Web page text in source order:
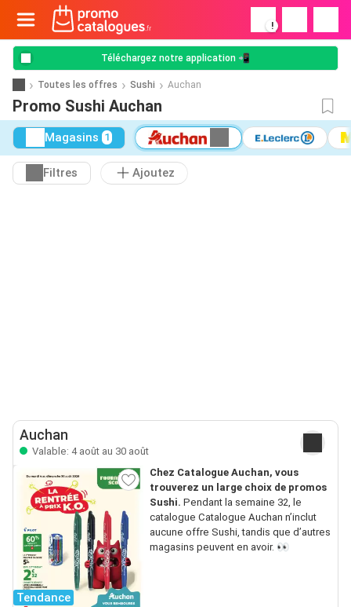
!
Téléchargez notre application 📲
Toutes les offres Sushi Auchan
Promo Sushi Auchan
Magasins 1
Filtres Ajoutez
Auchan
Valable: 4 août au 30 août
Tendance
Chez Catalogue Auchan, vous
trouverez un large choix de promos
Sushi. Pendant la semaine 32, le
catalogue Catalogue Auchan n’inclut
aucune offre Sushi, tandis que d’autres
magasins peuvent en avoir. 👀